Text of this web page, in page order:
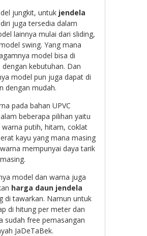
jungkit, untuk jendela
juga tersedia dalam
lainnya mulai dari sliding,
swing. Yang mana
model bisa di
dengan kebutuhan. Dan
model pun juga dapat di
dengan mudah.
pada bahan UPVC
beberapa pilihan yaitu
warna putih, hitam, coklat
kayu yang mana masing
mempunyai daya tarik
model dan warna juga
harga daun jendela
di tawarkan. Namun untuk
di hitung per meter dan
sudah free pemasangan
JaDeTaBek.